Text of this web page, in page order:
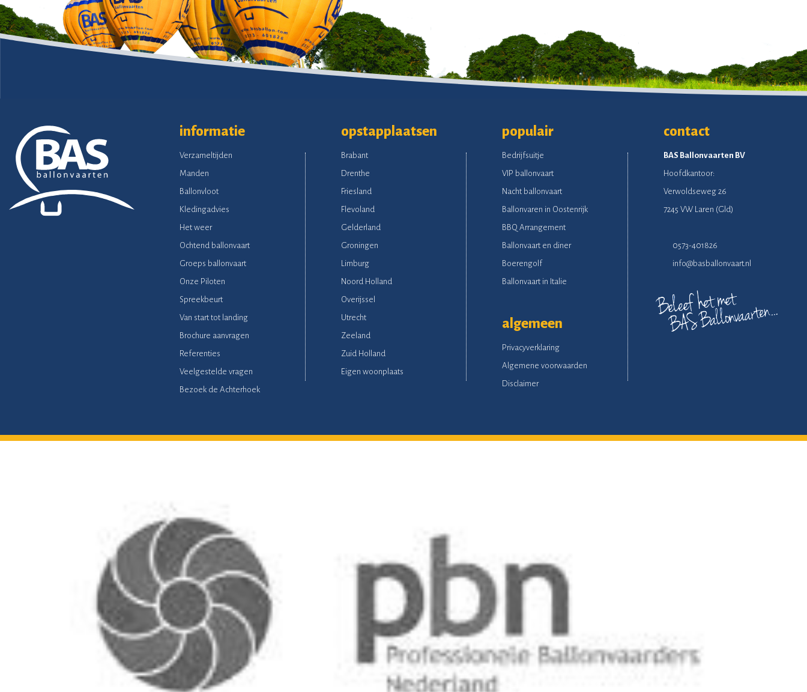
informatie
Verzameltijden
Manden
Ballonvloot
Kledingadvies
Het weer
Ochtend ballonvaart
Groeps ballonvaart
Onze Piloten
Spreekbeurt
Van start tot landing
Brochure aanvragen
Referenties
Veelgestelde vragen
Bezoek de Achterhoek
opstapplaatsen
Brabant
Drenthe
Friesland
Flevoland
Gelderland
Groningen
Limburg
Noord Holland
Overijssel
Utrecht
Zeeland
Zuid Holland
Eigen woonplaats
populair
Bedrijfsuitje
VIP ballonvaart
Nacht ballonvaart
Ballonvaren in Oostenrijk
BBQ Arrangement
Ballonvaart en diner
Boerengolf
Ballonvaart in Italie
algemeen
Privacyverklaring
Algemene voorwaarden
Disclaimer
contact
BAS Ballonvaarten BV
Hoofdkantoor:
Verwoldseweg 26
7245 VW Laren (Gld)
0573-401826
info@basballonvaart.nl